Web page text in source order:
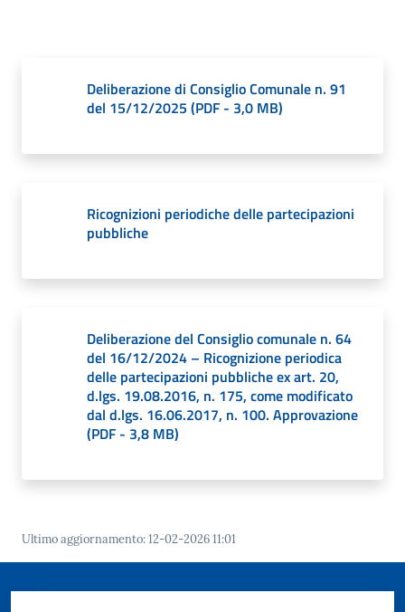
Tutti
Seguici
Deliberazione di Consiglio Comunale n. 91
del 15/12/2025 (PDF - 3,0 MB)
Ricognizioni periodiche delle partecipazioni
pubbliche
Deliberazione del Consiglio comunale n. 64
del 16/12/2024 – Ricognizione periodica
delle partecipazioni pubbliche ex art. 20,
d.lgs. 19.08.2016, n. 175, come modificato
dal d.lgs. 16.06.2017, n. 100. Approvazione
(PDF - 3,8 MB)
Ultimo aggiornamento:12-02-2026 11:01